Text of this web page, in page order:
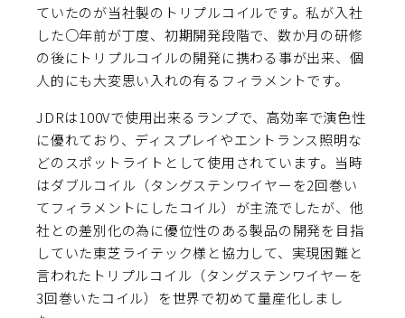
ていたのが当社製の トリプルコイルです。私が入社
した○年前が丁度、初期開発段階で、数か月の研修
の後にトリプルコイルの開発に携わる事が出来、個
人的にも大変思い入れの有るフィラメントです。
JDRは100Vで使用出来るランプで、高効率で演色性
に優れており、ディスプレイやエントランス照明な
どのスポットライトとして使用されています。当時
はダブルコイル（タングステンワイヤーを2回巻い
てフィラメントにしたコイル）が主流でしたが、他
社との差別化の為に優位性のある製品の開発を目指
していた東芝ライテック様と協力して、実現困難と
言われたトリプルコイル（タングステンワイヤーを
3回巻いたコイル）を世界で初めて量産化しまし